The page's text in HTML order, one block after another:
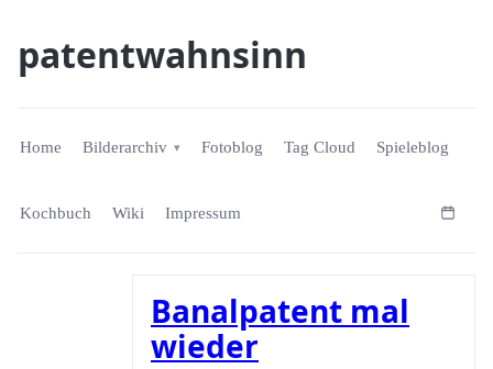
patentwahnsinn
Home Bilderarchiv Fotoblog Tag Cloud Spieleblog
Kochbuch Wiki Impressum
Banalpatent mal
wieder